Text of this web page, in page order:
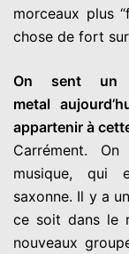
morceaux plus
chose de fort
On sent un
metal
appartenir à
Carrément.
musique, qui
saxonne. Il y a
ce soit dans le
nouveaux